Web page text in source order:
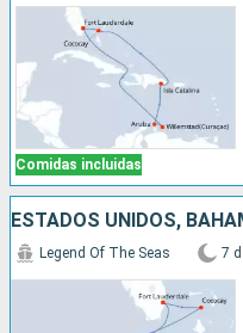
Comidas incluidas
ESTADOS UNIDOS,
Legend Of The Seas 7 d